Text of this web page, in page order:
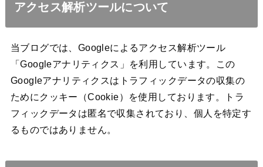
アクセス解析ツールについて
当ブログでは、Googleによるアクセス解析ツール
「Googleアナリティクス」を利用しています。この
Googleアナリティクスはトラフィックデータの収集の
ためにクッキー（Cookie）を使用しております。トラ
フィックデータは匿名で収集されており、個人を特定す
るものではありません。